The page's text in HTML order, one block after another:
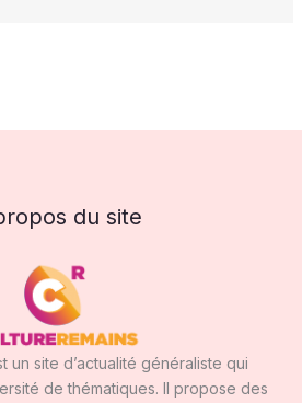
du site
un site d’actualité généraliste qui
de thématiques. Il propose des